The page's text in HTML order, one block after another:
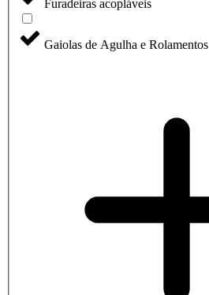
Furadeiras acopláveis
Gaiolas de Agulha e Rolamentos